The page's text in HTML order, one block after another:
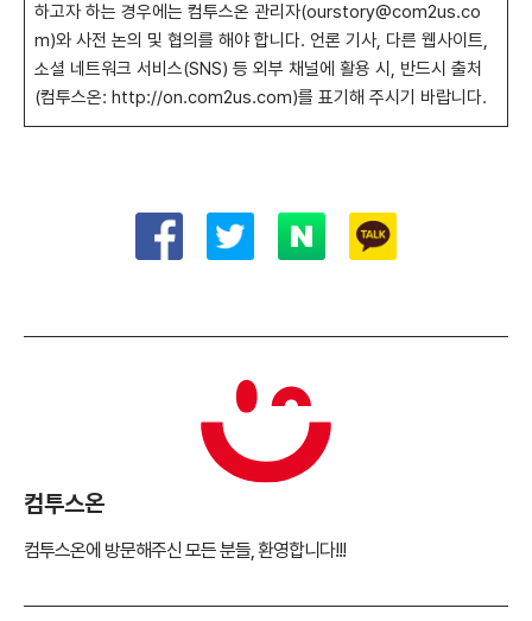
하고자 하는 경우에는 컴투스온 관리자(ourstory@com2us.co
m)와 사전 논의 및 협의를 해야 합니다. 언론 기사, 다른 웹사이트,
소셜 네트워크 서비스(SNS) 등 외부 채널에 활용 시, 반드시 출처
(컴투스온: http://on.com2us.com)를 표기해 주시기 바랍니다.
컴투스온
컴투스온에 방문해주신 모든 분들, 환영합니다!!!